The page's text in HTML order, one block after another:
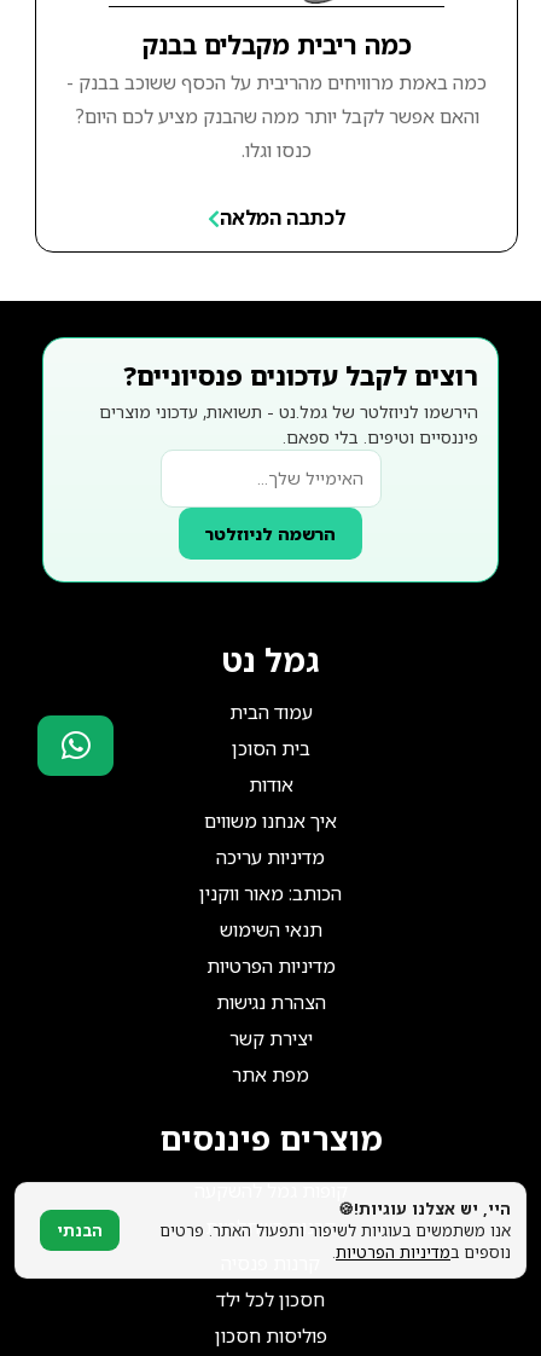
כמה ריבית מקבלים בבנק
כמה באמת מרוויחים מהריבית על הכסף ששוכב בבנק -
והאם אפשר לקבל יותר ממה שהבנק מציע לכם היום?
כנסו וגלו.
לכתבה המלאה
רוצים לקבל עדכונים פנסיוניים?
הירשמו לניוזלטר של גמל.נט - תשואות, עדכוני מוצרים
פיננסיים וטיפים. בלי ספאם.
הרשמה לניוזלטר
גמל נט
עמוד הבית
בית הסוכן
אודות
איך אנחנו משווים
מדיניות עריכה
הכותב: מאור ווקנין
תנאי השימוש
מדיניות הפרטיות
הצהרת נגישות
יצירת קשר
מפת אתר
מוצרים פיננסים
קופות גמל להשקעה
קרנות השתלמות
חסכון לכל ילד
פוליסות חסכון
היי, יש אצלנו עוגיות!🍪
אנו משתמשים בעוגיות לשיפור ותפעול האתר. פרטים
נוספים במדיניות הפרטיות.
הבנתי